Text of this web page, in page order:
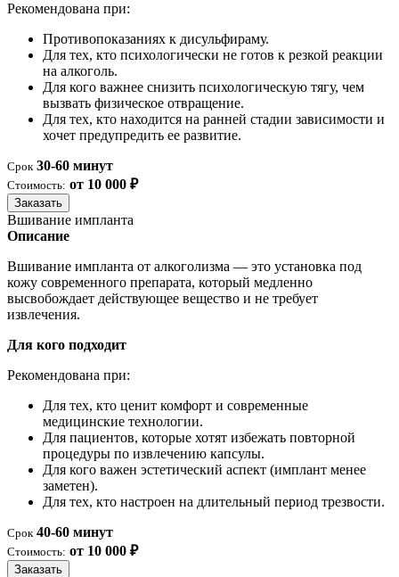
Рекомендована при:
Противопоказаниях к дисульфираму.
Для тех, кто психологически не готов к резкой реакции
на алкоголь.
Для кого важнее снизить психологическую тягу, чем
вызвать физическое отвращение.
Для тех, кто находится на ранней стадии зависимости и
хочет предупредить ее развитие.
Срок 30-60 минут
Стоимость: от 10 000 ₽
Заказать
Вшивание импланта
Описание
Вшивание импланта от алкоголизма — это установка под
кожу современного препарата, который медленно
высвобождает действующее вещество и не требует
извлечения.
Для кого подходит
Рекомендована при:
Для тех, кто ценит комфорт и современные
медицинские технологии.
Для пациентов, которые хотят избежать повторной
процедуры по извлечению капсулы.
Для кого важен эстетический аспект (имплант менее
заметен).
Для тех, кто настроен на длительный период трезвости.
Срок 40-60 минут
Стоимость: от 10 000 ₽
Заказать